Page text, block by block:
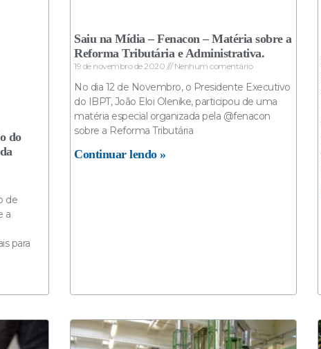
do
de
a
para
Saiu na Mídia – Fenacon – Matéria sobre a
Reforma Tributária e Administrativa.
19 de novembro de 2020 Nenhum comentário
No dia 12 de Novembro, o Presidente Executivo
do IBPT, João Eloi Olenike, participou de uma
matéria especial organizada pela @fenacon
sobre a Reforma Tributária
Continuar lendo »